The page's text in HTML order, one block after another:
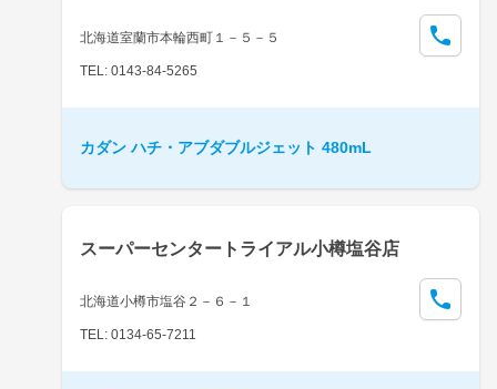
北海道室蘭市本輪西町１－５－５
TEL: 0143-84-5265
カダン ハチ・アブダブルジェット 480mL
スーパーセンタートライアル小樽塩谷店
北海道小樽市塩谷２－６－１
TEL: 0134-65-7211